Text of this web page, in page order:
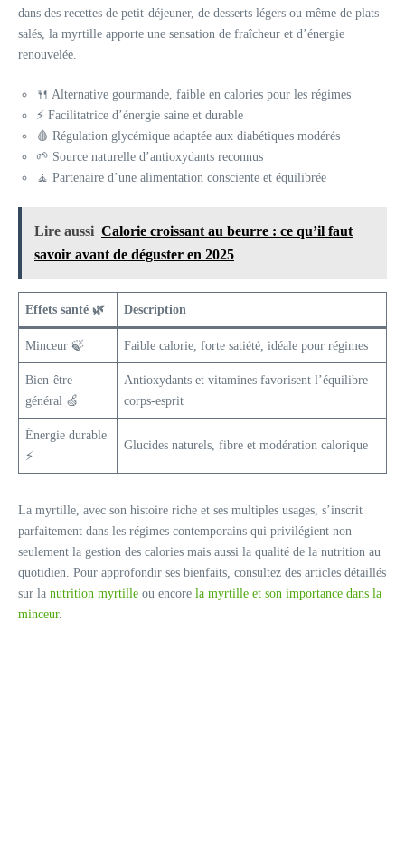
dans des recettes de petit-déjeuner, de desserts légers ou même de plats
salés, la myrtille apporte une sensation de fraîcheur et d’énergie
renouvelée.
🍴 Alternative gourmande, faible en calories pour les régimes
⚡ Facilitatrice d’énergie saine et durable
🩸 Régulation glycémique adaptée aux diabétiques modérés
🌱 Source naturelle d’antioxydants reconnus
🧘 Partenaire d’une alimentation consciente et équilibrée
Lire aussi Calorie croissant au beurre : ce qu’il faut
savoir avant de déguster en 2025
Effets santé 🌿 Description
Minceur 🍃 Faible calorie, forte satiété, idéale pour régimes
Bien-être
général 🍏
Antioxydants et vitamines favorisent l’équilibre
corps-esprit
Énergie durable
⚡
Glucides naturels, fibre et modération calorique
La myrtille, avec son histoire riche et ses multiples usages, s’inscrit
parfaitement dans les régimes contemporains qui privilégient non
seulement la gestion des calories mais aussi la qualité de la nutrition au
quotidien. Pour approfondir ses bienfaits, consultez des articles détaillés
sur la nutrition myrtille ou encore la myrtille et son importance dans la
minceur.